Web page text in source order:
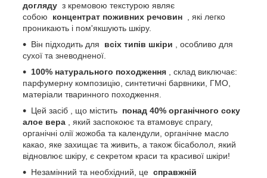
догляду з кремовою текстурою являє
собою
концентрат поживних речовин , які легко
проникають і пом'якшують шкіру.
Він підходить для
всіх типів шкіри , особливо для
сухої та зневодненої.
100% натурального походження , склад виключає:
парфумерну композицію, синтетичні барвники, ГМО,
матеріали тваринного походження.
Цей засіб , що містить понад 40% органічного соку
алое вера , який заспокоює та втамовує спрагу,
органічні олії жожоба та календули, органічне масло
какао, яке захищає та живить, а також бісаболол, який
відновлює шкіру, є секретом краси та красивої шкіри!
Незамінний та необхідний, це справжній